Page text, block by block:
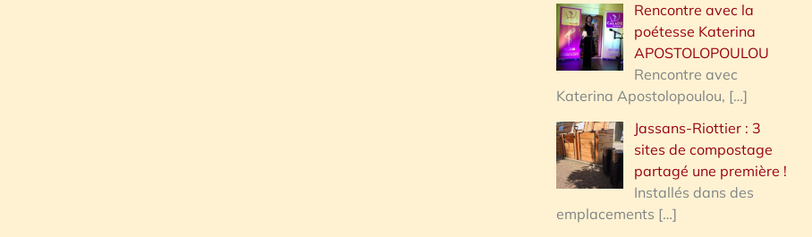
Rencontre avec la
poétesse Katerina
APOSTOLOPOULOU
Rencontre avec
Katerina Apostolopoulou, […]
Jassans-Riottier : 3
sites de compostage
partagé une première !
Installés dans des
emplacements […]